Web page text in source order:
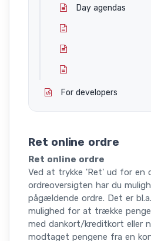
Day agendas
For developers
Ret online ordre
Ret online ordre
Ved at trykke 'Ret' ud for en
ordreoversigten har du
pågældende ordre. Det er
mulighed for at trække
med dankort/kreditkort eller
modtaget pengene fra en